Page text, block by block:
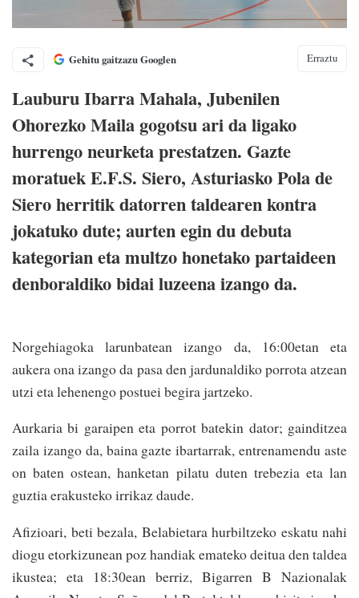
Gehitu gaitzazu Googlen Erraztu
Lauburu Ibarra Mahala, Jubenilen
Ohorezko Maila gogotsu ari da ligako
hurrengo neurketa prestatzen. Gazte
moratuek E.F.S. Siero, Asturiasko Pola de
Siero herritik datorren taldearen kontra
jokatuko dute; aurten egin du debuta
kategorian eta multzo honetako partaideen
denboraldiko bidai luzeena izango da.
Norgehiagoka larunbatean izango da, 16:00etan eta
aukera ona izango da pasa den jardunaldiko porrota atzean
utzi eta lehenengo postuei begira jartzeko.
Aurkaria bi garaipen eta porrot batekin dator; gainditzea
zaila izango da, baina gazte ibartarrak, entrenamendu aste
on baten ostean, hanketan pilatu duten trebezia eta lan
guztia erakusteko irrikaz daude.
Afizioari, beti bezala, Belabietara hurbiltzeko eskatu nahi
diogu etorkizunean poz handiak emateko deitua den taldea
ikustea; eta 18:30ean berriz, Bigarren B Nazionalak